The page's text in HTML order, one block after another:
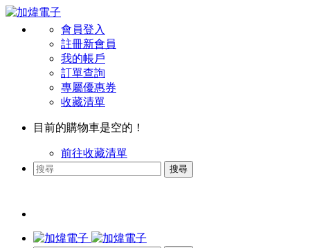
會員登入
註冊新會員
我的帳戶
訂單查詢
專屬優惠券
收藏清單
目前的購物車是空的！
前往收藏清單
搜尋